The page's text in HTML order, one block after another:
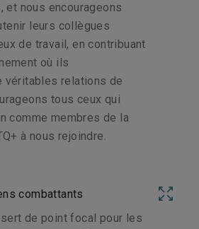
et nous encourageons
leurs collègues
de travail, en contribuant
où ils
véritables relations de
tous ceux qui
comme membres de la
à nous rejoindre.
combattants
de point focal pour les